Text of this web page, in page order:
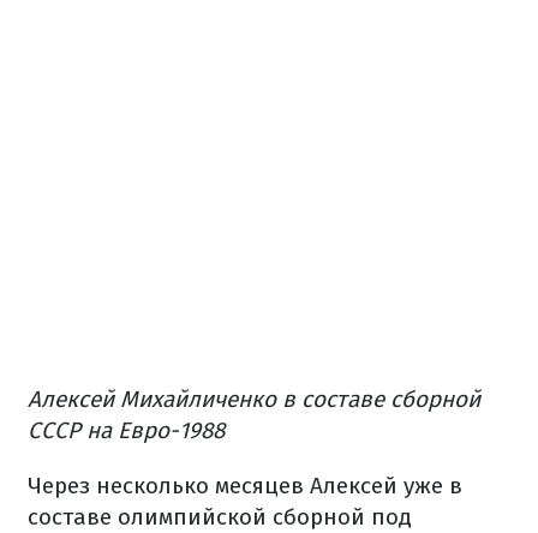
Алексей Михайличенко в составе сборной
СССР на Евро-1988
Через несколько месяцев Алексей уже в
составе олимпийской сборной под